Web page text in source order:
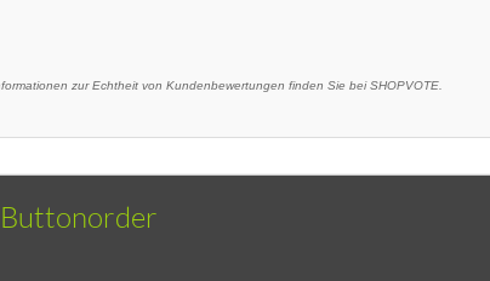
zur Echtheit von Kundenbewertungen finden Sie bei SHOPVOTE.